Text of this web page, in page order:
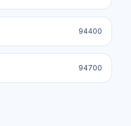
94400
94700